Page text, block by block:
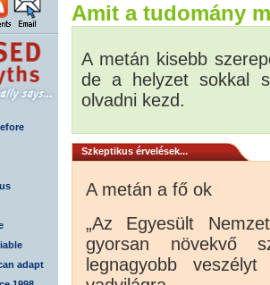
adapt
Amit a tudomány
A metán kisebb
de a helyzet sokkal
olvadni kezd.
Szkeptikus érvelések...
A metán a fő ok
„Az Egyesült
gyorsan növekvő
legnagyobb